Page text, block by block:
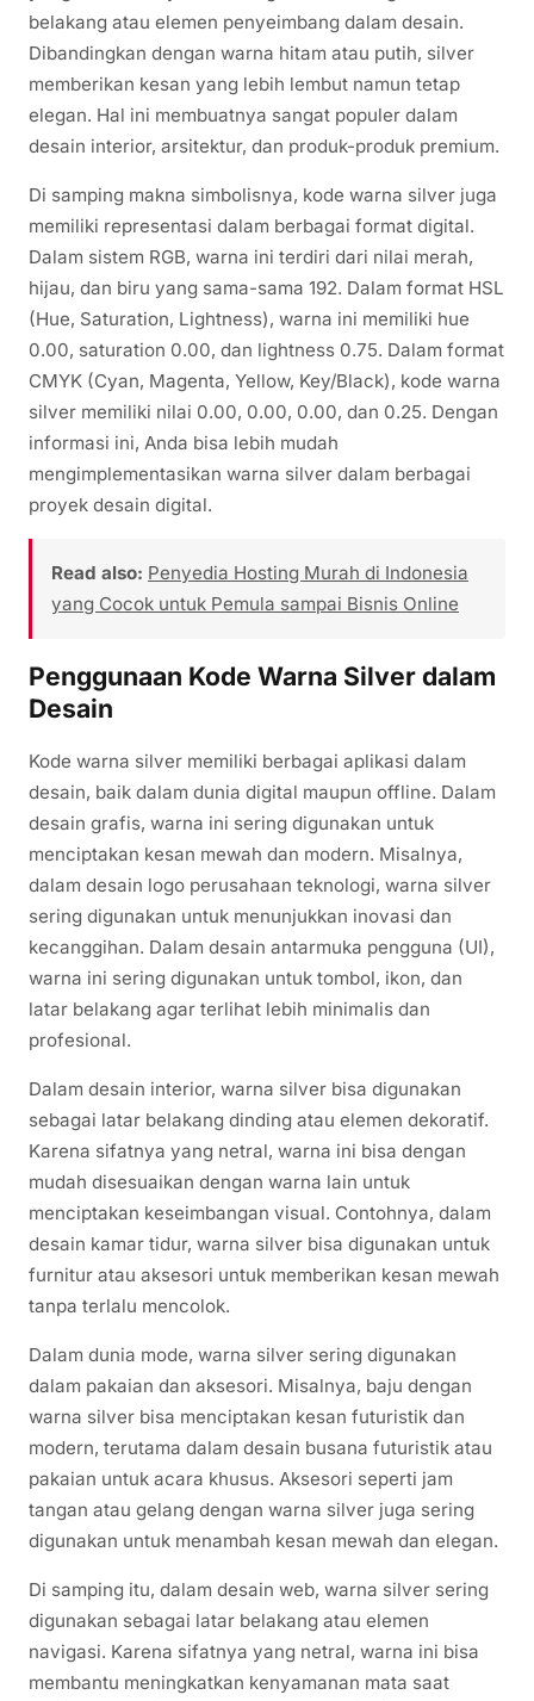
belakang atau elemen penyeimbang dalam desain.
Dibandingkan dengan warna hitam atau putih, silver
memberikan kesan yang lebih lembut namun tetap
elegan. Hal ini membuatnya sangat populer dalam
desain interior, arsitektur, dan produk-produk premium.
Di samping makna simbolisnya, kode warna silver juga
memiliki representasi dalam berbagai format digital.
Dalam sistem RGB, warna ini terdiri dari nilai merah,
hijau, dan biru yang sama-sama 192. Dalam format HSL
(Hue, Saturation, Lightness), warna ini memiliki hue
0.00, saturation 0.00, dan lightness 0.75. Dalam format
CMYK (Cyan, Magenta, Yellow, Key/Black), kode warna
silver memiliki nilai 0.00, 0.00, 0.00, dan 0.25. Dengan
informasi ini, Anda bisa lebih mudah
mengimplementasikan warna silver dalam berbagai
proyek desain digital.
Read also: Penyedia Hosting Murah di Indonesia
yang Cocok untuk Pemula sampai Bisnis Online
Penggunaan Kode Warna Silver dalam
Desain
Kode warna silver memiliki berbagai aplikasi dalam
desain, baik dalam dunia digital maupun offline. Dalam
desain grafis, warna ini sering digunakan untuk
menciptakan kesan mewah dan modern. Misalnya,
dalam desain logo perusahaan teknologi, warna silver
sering digunakan untuk menunjukkan inovasi dan
kecanggihan. Dalam desain antarmuka pengguna (UI),
warna ini sering digunakan untuk tombol, ikon, dan
latar belakang agar terlihat lebih minimalis dan
profesional.
Dalam desain interior, warna silver bisa digunakan
sebagai latar belakang dinding atau elemen dekoratif.
Karena sifatnya yang netral, warna ini bisa dengan
mudah disesuaikan dengan warna lain untuk
menciptakan keseimbangan visual. Contohnya, dalam
desain kamar tidur, warna silver bisa digunakan untuk
furnitur atau aksesori untuk memberikan kesan mewah
tanpa terlalu mencolok.
Dalam dunia mode, warna silver sering digunakan
dalam pakaian dan aksesori. Misalnya, baju dengan
warna silver bisa menciptakan kesan futuristik dan
modern, terutama dalam desain busana futuristik atau
pakaian untuk acara khusus. Aksesori seperti jam
tangan atau gelang dengan warna silver juga sering
digunakan untuk menambah kesan mewah dan elegan.
Di samping itu, dalam desain web, warna silver sering
digunakan sebagai latar belakang atau elemen
navigasi. Karena sifatnya yang netral, warna ini bisa
membantu meningkatkan kenyamanan mata saat